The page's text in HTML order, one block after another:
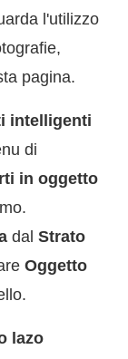
l'utilizzo
pagina.
intelligenti
di
in oggetto
dal Strato
Oggetto
lazo